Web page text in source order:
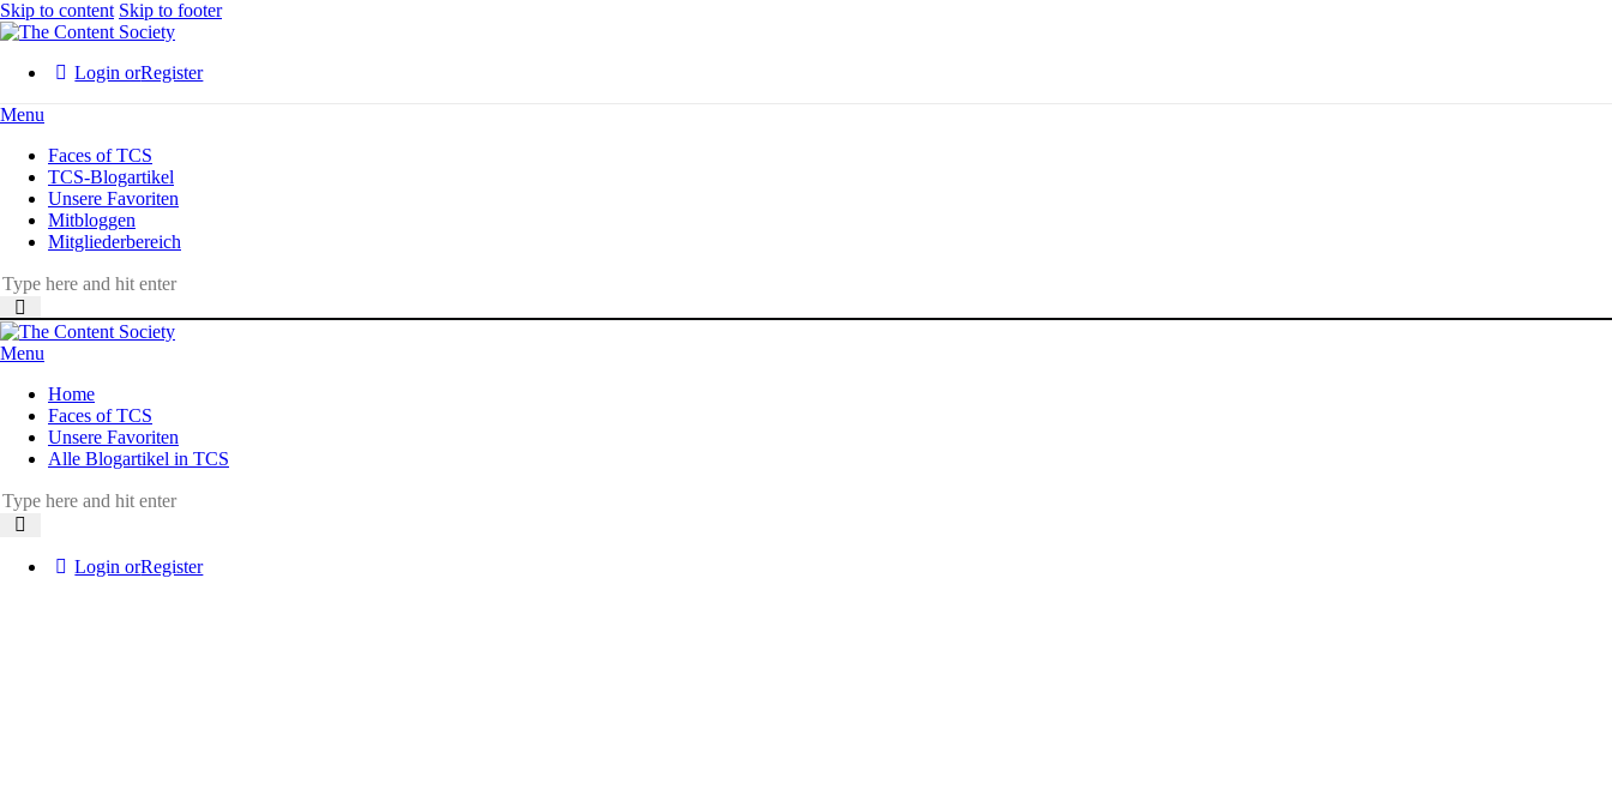
Skip to content Skip to footer
Login orRegister
Menu
Faces of TCS
TCS-Blogartikel
Unsere Favoriten
Mitbloggen
Mitgliederbereich
Menu
Home
Faces of TCS
Unsere Favoriten
Alle Blogartikel in TCS
Login orRegister